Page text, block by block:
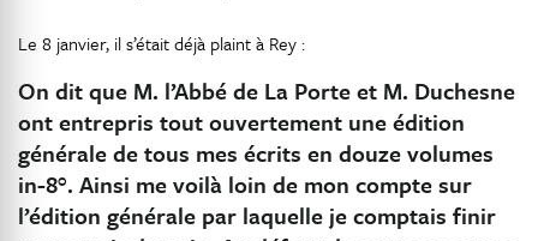
Le 8 janvier, il s’était déjà plaint à Rey :
On dit que M. l’Abbé de La Porte et M. Duchesne
ont entrepris tout ouvertement une édition
générale de tous mes écrits en douze volumes
in-8°. Ainsi me voilà loin de mon compte sur
l’édition générale par laquelle je comptais finir